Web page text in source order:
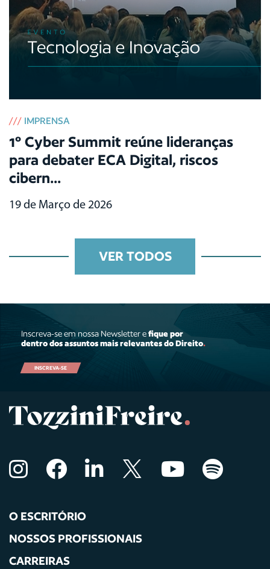
/// IMPRENSA
1º Cyber Summit reúne lideranças
para debater ECA Digital, riscos
cibern...
19 de Março de 2026
VER TODOS
Inscreva-se em nossa Newsletter efique por
dentro dos assuntos mais relevantes do Direito.
INSCREVA-SE
O ESCRITÓRIO
NOSSOS PROFISSIONAIS
CARREIRAS